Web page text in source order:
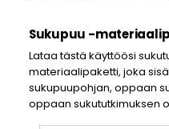
Sukupuu -
Lataa tästä käyttöösi
materiaalipaketti, joka
sukupuupohjan, oppaan
oppaan sukututkimuksen